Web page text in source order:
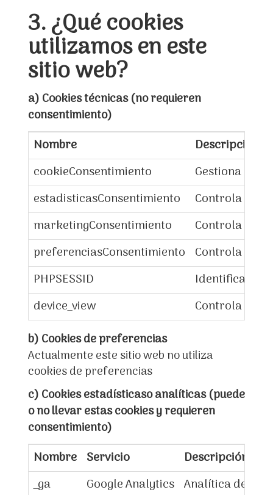
3. ¿Qué cookies
utilizamos en este
sitio web?
a) Cookies técnicas (no requieren
consentimiento)
Nombre
Descripción
cookieConsentimiento
Gestiona si el
estadisticasConsentimiento
Controla si el
marketingConsentimiento
Controla si el
preferenciasConsentimiento Controla si el
PHPSESSID
Identificador
device_view
Controla el
b) Cookies de preferencias
Actualmente este sitio web no utiliza
cookies de preferencias
c) Cookies estadísticaso analíticas (puede
o no llevar estas cookies y requieren
consentimiento)
Nombre Servicio
Descripción
_ga
Google Analytics Analítica de